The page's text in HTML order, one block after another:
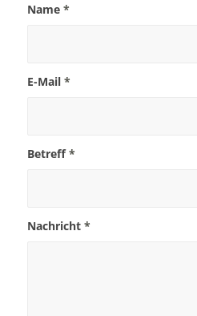
Name *
E-Mail *
Betreff*
Nachricht *